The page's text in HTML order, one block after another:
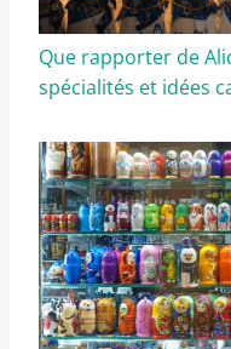
Que rapporter de
spécialités et idées